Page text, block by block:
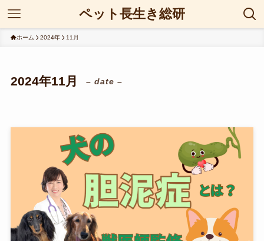
ペット長生き総研
ホーム 2024年 11月
2024年11月 – date –